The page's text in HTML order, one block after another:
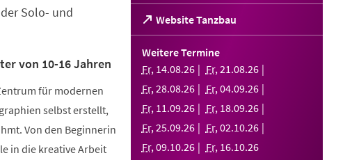
Website Tanzbau
(Öffnet
in
einem
Tab)
Weitere Termine
Fr, 14.08.26 Fr,21.08.26
Fr,28.08.26 Fr,04.09.26
Fr, 11.09.26 Fr, 18.09.26
Fr,25.09.26 Fr,02.10.26
Fr,09.10.26 Fr, 16.10.26
Solo- und
von 10-16 Jahren
für modernen
selbst erstellt,
Von den Beginnerin
in die kreative Arbeit